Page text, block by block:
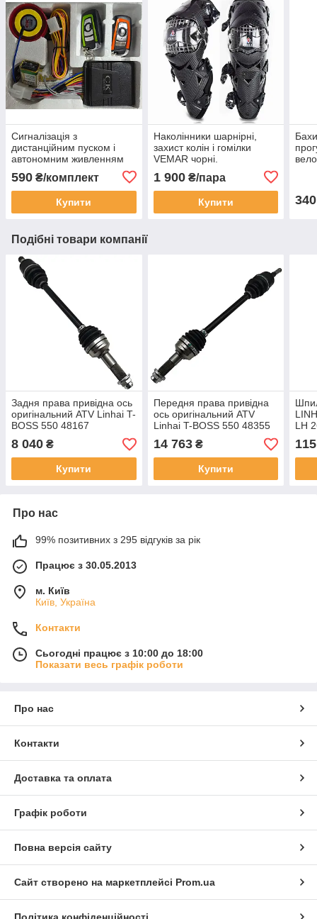
Сигналізація з
дистанційним пуском і
автономним живленням
590 ₴/комплект
Купити
Наколінники шарнірні,
захист колін і гомілки
VEMAR чорні.
1 900₴/пара
Купити 340
Подібні товари компанії
Задня права привідна ось
оригінальний ATV Linhai T-
BOSS 550 48167
8 040 ₴
Купити
Передня права привідна
ось оригінальний ATV
Linhai T-BOSS 550 48355
14 763₴
Купити
LH
115
Про нас
99% позитивних з 295 відгуків за рік
Працює з 30.05.2013
м. Київ
Київ, Україна
Контакти
Сьогодні працює з 10:00 до 18:00
Показати весь графік роботи
Про нас
Контакти
Доставка та оплата
Графік роботи
Повна версія сайту
Сайт створено на маркетплейсі Prom.ua